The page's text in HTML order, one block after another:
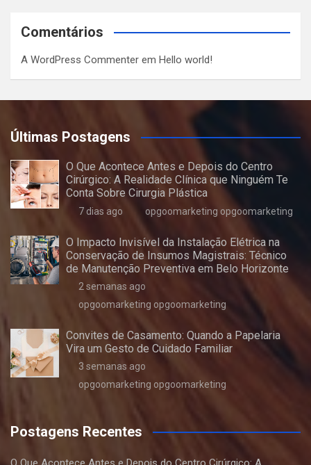
Comentários
A WordPress Commenter em Hello world!
Últimas Postagens
O Que Acontece Antes e Depois do Centro
Cirúrgico: A Realidade Clínica que Ninguém Te
Conta Sobre Cirurgia Plástica
7 dias ago opgoomarketing opgoomarketing
O Impacto Invisível da Instalação Elétrica na
Conservação de Insumos Magistrais: Técnico
de Manutenção Preventiva em Belo Horizonte
2 semanas ago
opgoomarketing opgoomarketing
Convites de Casamento: Quando a Papelaria
Vira um Gesto de Cuidado Familiar
3 semanas ago
opgoomarketing opgoomarketing
Postagens Recentes